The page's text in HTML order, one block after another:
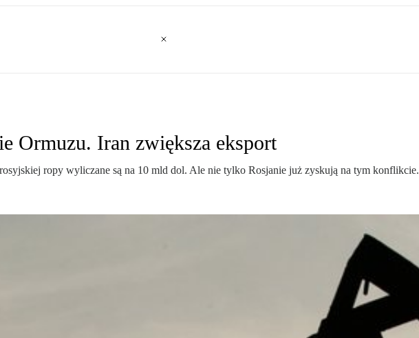
Ormuzu. Iran zwiększa eksport
ropy wyliczane są na 10 mld dol. Ale nie tylko Rosjanie już zyskują na tym konflikcie.